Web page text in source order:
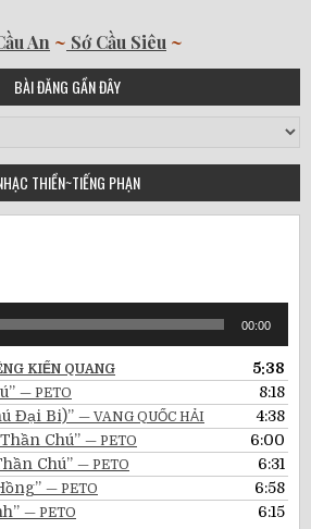
An ~ Sớ Cầu Siêu ~
BÀI ĐĂNG GẦN ĐÂY
THIỀN~TIẾNG PHẠN
00:00
KIẾN QUANG
5:38
— PETO
8:18
Đại Bi)” — VANG QUỐC HẢI
4:38
Chú” — PETO
6:00
Chú” — PETO
6:31
— PETO
6:58
— PETO 6:15